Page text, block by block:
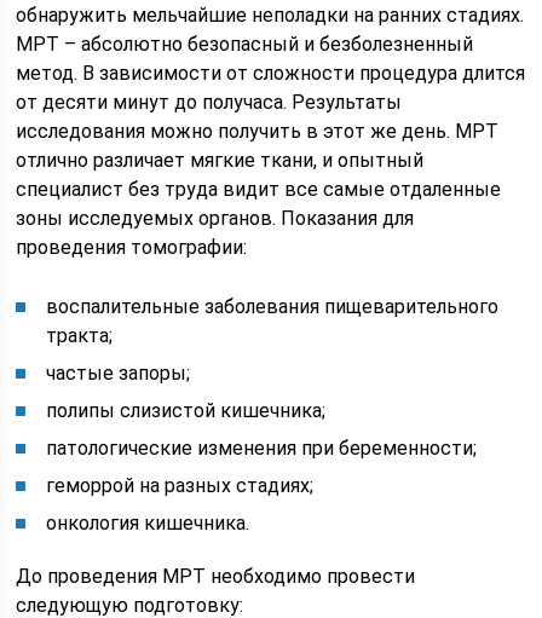
обнаружить мельчайшие неполадки на ранних стадиях.
МРТ – абсолютно безопасный и безболезненный
метод. В зависимости от сложности процедура длится
от десяти минут до получаса. Результаты
исследования можно получить в этот же день. МРТ
отлично различает мягкие ткани, и опытный
специалист без труда видит все самые отдаленные
зоны исследуемых органов. Показания для
проведения томографии:
воспалительные заболевания пищеварительного
тракта;
частые запоры;
полипы слизистой кишечника;
патологические изменения при беременности;
геморрой на разных стадиях;
онкология кишечника.
До проведения МРТ необходимо провести
следующую подготовку: